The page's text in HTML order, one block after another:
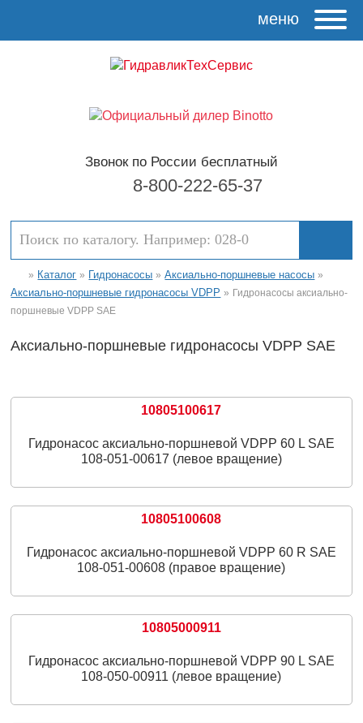
меню
Звонок по России бесплатный
8-800-222-65-37
» Каталог » Гидронасосы » Аксиально-поршневые насосы »
Аксиально-поршневые гидронасосы VDPP » Гидронасосы аксиально-
поршневые VDPP SAE
Аксиально-поршневые гидронасосы VDPP SAE
10805100617
Гидронасос аксиально-поршневой VDPP 60 L SAE
108-051-00617 (левое вращение)
10805100608
Гидронасос аксиально-поршневой VDPP 60 R SAE
108-051-00608 (правое вращение)
10805000911
Гидронасос аксиально-поршневой VDPP 90 L SAE
108-050-00911 (левое вращение)